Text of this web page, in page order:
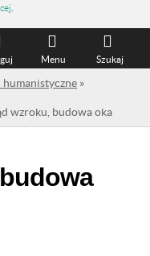
Szukaj
Menu
humanistyczne »
wzroku, budowa oka